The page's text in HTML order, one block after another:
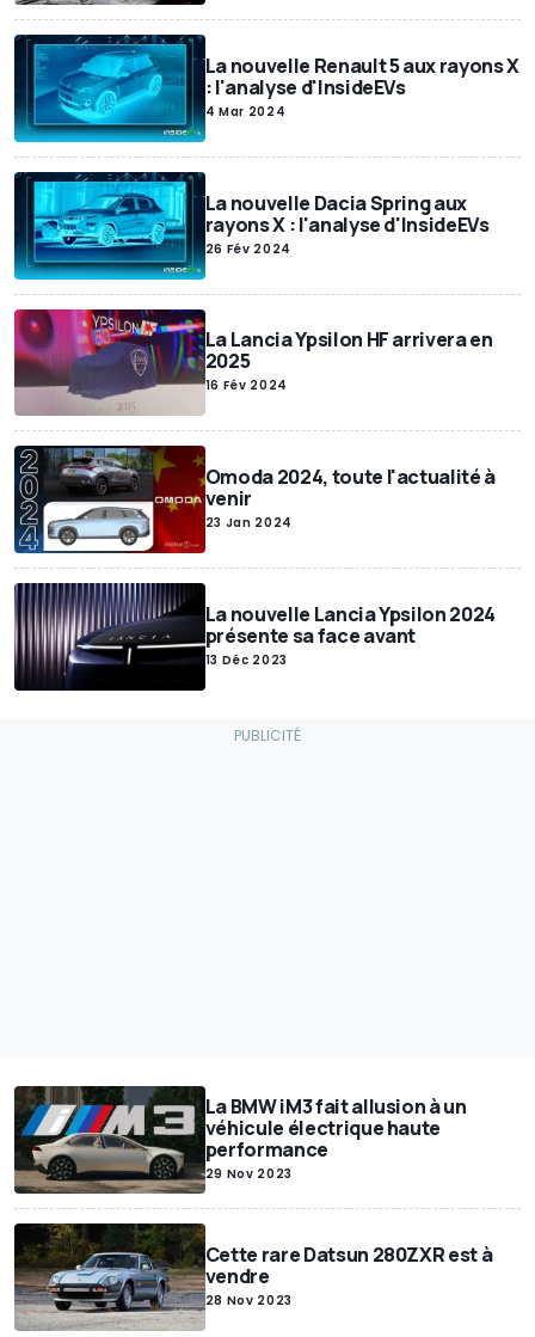
La nouvelle Renault 5 aux rayons X
: l'analyse d'InsideEVs
4 Mar 2024
La nouvelle Dacia Spring aux
rayons X : l'analyse d'InsideEVs
26 Fév 2024
La Lancia Ypsilon HF arrivera en
2025
16 Fév 2024
Omoda 2024, toute l'actualité à
venir
23 Jan 2024
La nouvelle Lancia Ypsilon 2024
présente sa face avant
13 Déc 2023
La BMW iM3 fait allusion à un
véhicule électrique haute
performance
29 Nov 2023
Cette rare Datsun 280ZXR est à
vendre
28 Nov 2023